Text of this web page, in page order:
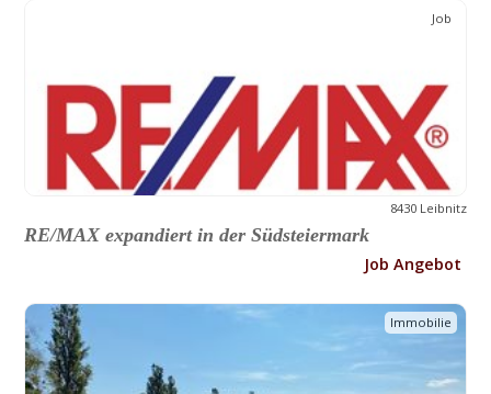
Job
8430 Leibnitz
RE/MAX expandiert in der Südsteiermark
Job Angebot
Immobilie